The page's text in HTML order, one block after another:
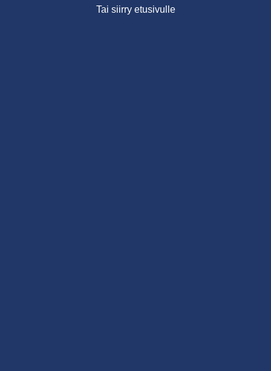
Tai siirry etusivulle